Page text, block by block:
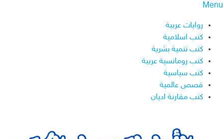
Menu
روايات عربية
كتب اسلامية
كتب تنمية بشرية
كتب رومانسية عربية
كتب سياسية
قصص عالمية
كتب مقارنة اديان